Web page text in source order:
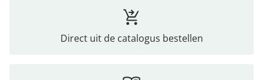
Direct uit de catalogus bestellen